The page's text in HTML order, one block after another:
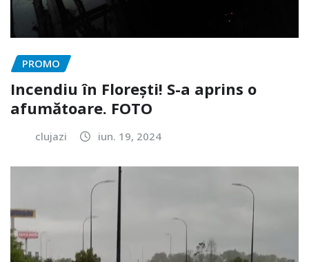
PROMO
Incendiu în Florești! S-a aprins o
afumătoare. FOTO
clujazi iun. 19, 2024